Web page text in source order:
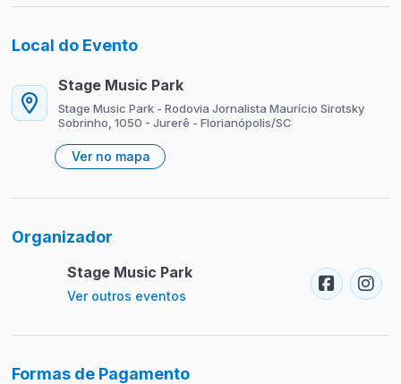
Local do Evento
Stage Music Park
Stage Music Park - Rodovia Jornalista Maurício Sirotsky
Sobrinho, 1050 - Jurerê - Florianópolis/SC
Ver no mapa
Organizador
Stage Music Park
Ver outros eventos
Formas de Pagamento